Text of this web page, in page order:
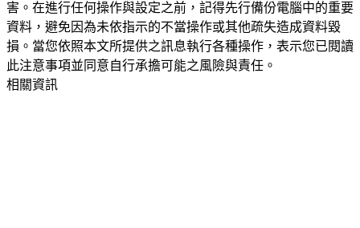
害。在進行任何操作與設定之前，記得先行備份電腦中的重要
資料，避免因為未依指示的不當操作或其他疏失造成資料毀
損。當您依照本文所提供之訊息執行各種操作，表示您已閱讀
此注意事項並同意自行承擔可能之風險與責任。
相關資訊